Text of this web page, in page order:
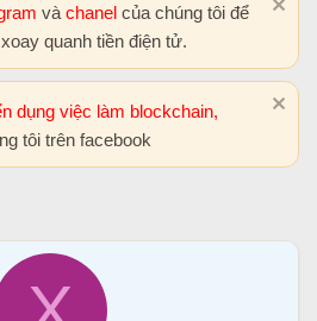
và chanel của chúng tôi để
quanh tiền điện tử.
dụng việc làm blockchain,
tôi trên facebook